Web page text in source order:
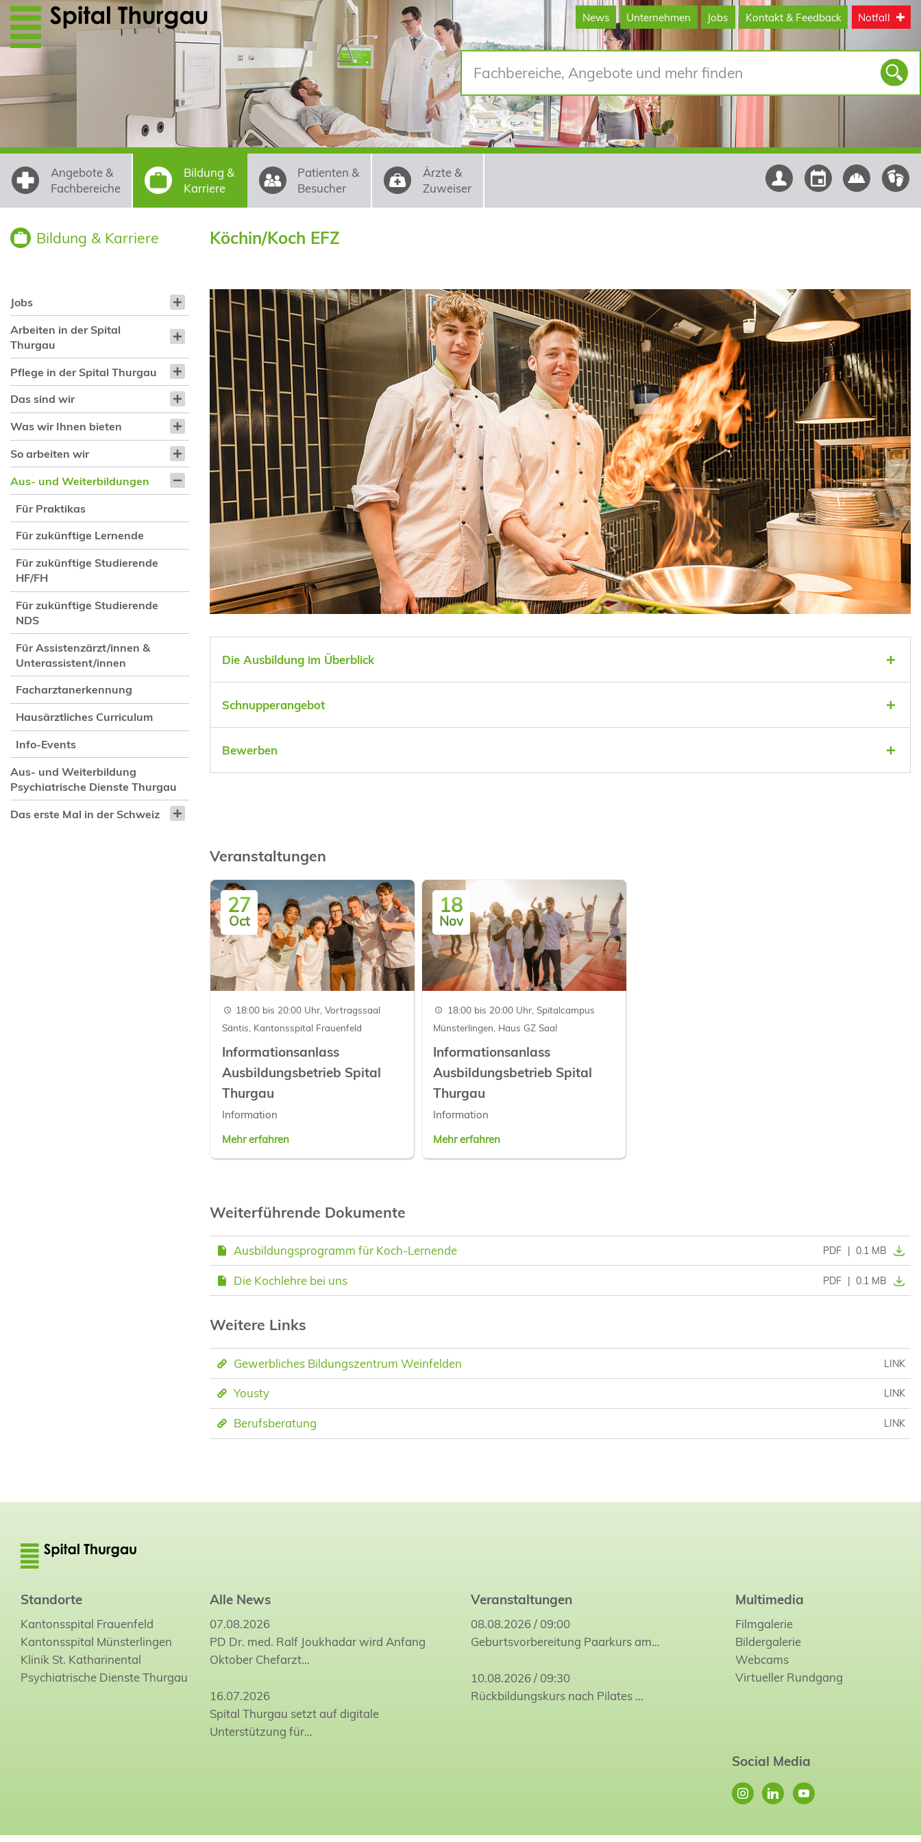
Direkt zum Inhalt
News Unternehmen Jobs Kontakt & Feedback Notfall
Angebote &
Fachbereiche
Bildung &
Karriere
Patienten &
Besucher
Ärzte &
Zuweiser
Bildung & Karriere
Jobs
Arbeiten in der Spital
Thurgau
Pflege in der Spital Thurgau
Das sind wir
Was wir Ihnen bieten
So arbeiten wir
Aus- und Weiterbildungen
Für Praktikas
Für zukünftige Lernende
Für zukünftige Studierende
HF/FH
Für zukünftige Studierende
NDS
Für Assistenzärzt/innen &
Unterassistent/innen
Facharztanerkennung
Hausärztliches Curriculum
Info-Events
Aus- und Weiterbildung
Psychiatrische Dienste Thurgau
Das erste Mal in der Schweiz
Köchin/Koch EFZ
Die Ausbildung im Überblick
Schnupperangebot
Bewerben
Veranstaltungen
27
Oct
18:00 bis 20:00 Uhr, Vortragssaal
Säntis, Kantonsspital Frauenfeld
Informationsanlass
Ausbildungsbetrieb Spital
Thurgau
Information
Mehr erfahren
18
Nov
18:00 bis 20:00 Uhr, Spitalcampus
Münsterlingen, Haus GZ Saal
Informationsanlass
Ausbildungsbetrieb Spital
Thurgau
Information
Mehr erfahren
Weiterführende Dokumente
Ausbildungsprogramm für Koch-Lernende PDF | 0.1 MB
Die Kochlehre bei uns PDF | 0.1 MB
Weitere Links
Gewerbliches Bildungszentrum Weinfelden LINK
Yousty LINK
Berufsberatung LINK
Standorte
Kantonsspital Frauenfeld
Kantonsspital Münsterlingen
Klinik St. Katharinental
Psychiatrische Dienste Thurgau
Alle News
07.08.2026
PD Dr. med. Ralf Joukhadar wird Anfang
Oktober Chefarzt…
16.07.2026
Spital Thurgau setzt auf digitale
Unterstützung für…
Veranstaltungen
08.08.2026 / 09:00
Geburtsvorbereitung Paarkurs am…
10.08.2026 / 09:30
Rückbildungskurs nach Pilates…
Multimedia
Filmgalerie
Bildergalerie
Webcams
Virtueller Rundgang
Social Media